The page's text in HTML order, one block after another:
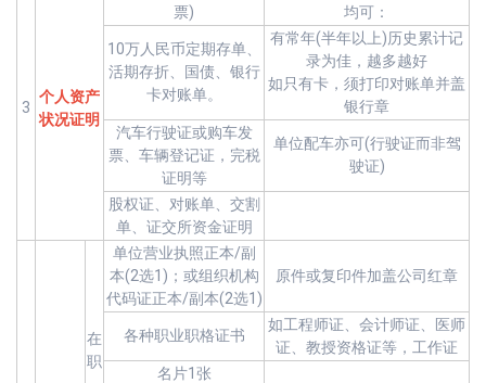
3
个人资产
状况证明
票)
均可：
10万人民币定期存单、
活期存折、国债、银行
卡对账单。
有常年(半年以上)历史累计记
录为佳，越多越好
如只有卡，须打印对账单并盖
银行章
汽车行驶证或购车发
票、车辆登记证，完税
证明等
单位配车亦可(行驶证而非驾
驶证)
股权证、对账单、交割
单、证交所资金证明
在
职
单位营业执照正本/副
本(2选1)；或组织机构
代码证正本/副本(2选1)
原件或复印件加盖公司红章
各种职业职格证书
如工程师证、会计师证、医师
证、教授资格证等，工作证
名片1张